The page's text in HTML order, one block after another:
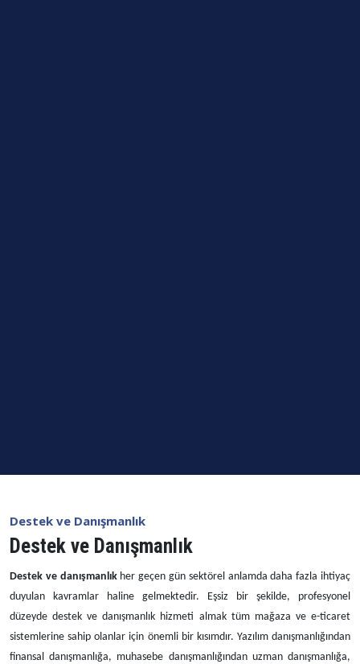
Destek ve Danışmanlık
Destek ve Danışmanlık
Destek ve danışmanlık her geçen gün sektörel anlamda daha fazla ihtiyaç
duyulan kavramlar haline gelmektedir. Eşsiz bir şekilde, profesyonel
düzeyde destek ve danışmanlık hizmeti almak tüm mağaza ve e-ticaret
sistemlerine sahip olanlar için önemli bir kısımdır. Yazılım danışmanlığından
finansal danışmanlığa, muhasebe danışmanlığından uzman danışmanlığa,